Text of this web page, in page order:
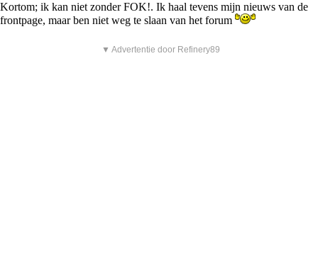
Kortom; ik kan niet zonder FOK!. Ik haal tevens mijn nieuws van de
frontpage, maar ben niet weg te slaan van het forum
▼ Advertentie door Refinery89